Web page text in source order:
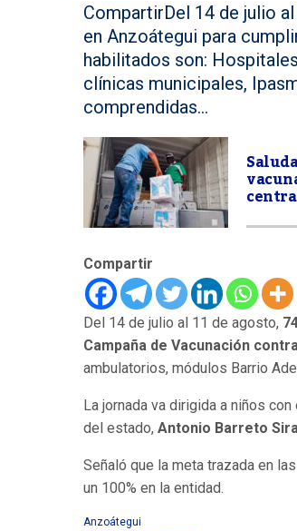
CompartirDel 14 de julio
en Anzoátegui para
habilitados son:
clínicas municipales,
comprendidas...
Compartir
Del 14 de julio al 11 de agosto,
Campaña de Vacunación
ambulatorios, módulos Barrio
La jornada va dirigida a niños
del estado, Antonio Barreto
Señaló que la meta trazada en
un 100% en la entidad.
Anzoátegui